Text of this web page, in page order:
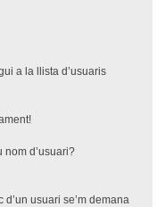
a la llista d’usuaris
nom d’usuari?
usuari se’m demana